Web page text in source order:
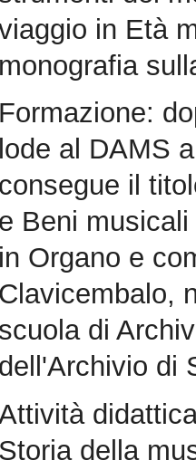
in Età
monografia
Formazione:
lode al DAMS
consegue il
e Beni
in Organo e
Clavicembalo,
scuola di
dell'Archivio di
Storia della